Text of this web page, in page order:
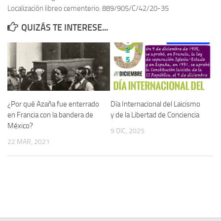
Memoria Histórica
Investigación previa de la represión en Talavera de la Reina (1937-
1947).
Informe Represión en Toledo 1936-1947 | Buscador
Informe de la fosa de abril de 1939 de Tembleque
Enciclopedia Republicana
Militantes históricos IR
Personajes republicanos
Localización libreo cementerio: 889/905/C/42/20-35
QUIZÁS TE INTERESE...
¿Por qué Azaña fue enterrado
en Francia con la bandera de
México?
22 MAR, 2021
Día Internacional del Laicismo
y de la Libertad de Conciencia
9 DIC, 2025